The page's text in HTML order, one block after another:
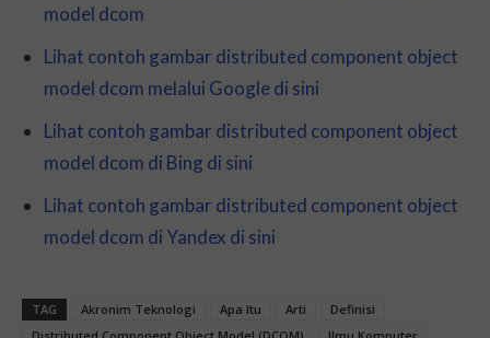
model dcom
Lihat contoh gambar distributed component object
model dcom melalui Google di sini
Lihat contoh gambar distributed component object
model dcom di Bing di sini
Lihat contoh gambar distributed component object
model dcom di Yandex di sini
TAG Akronim Teknologi Apa Itu Arti
Definisi